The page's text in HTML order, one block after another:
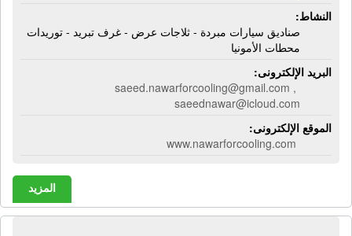
النشاط:
صناديق سيارات مبردة - ثلاجات عرض - غرف تبريد - توريدات
محطات الأمونيا
البريد الإلكترونى:
saeed.nawarforcooling@gmail.com ,
saeednawar@icloud.com
الموقع الإلكترونى:
www.nawarforcooling.com
المزيد